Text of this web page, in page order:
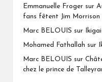
Emmanuelle Froger sur
fans fêtent Jim Morrison
Marc BELOUIS sur
Mohamed Fathallah sur
Marc BELOUIS sur
chez le prince de